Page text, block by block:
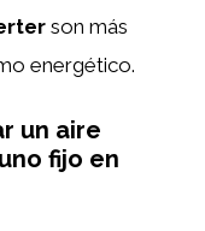
son más
energético.
un aire
fijo en